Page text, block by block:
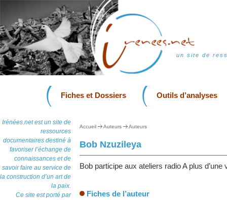
un site de
Fiches et Dossiers Outils d’analyses
Irénées.net est un site de
ressources
documentaires destiné à
favoriser l’échange de
connaissances et de
savoir faire au service de
la construction d’un art de
la paix.
Ce site est porté par
Accueil Auteurs Auteurs
Bob Nzuzileya
Bob participe aux ateliers radio A plus d’une
Fiches de l’auteur